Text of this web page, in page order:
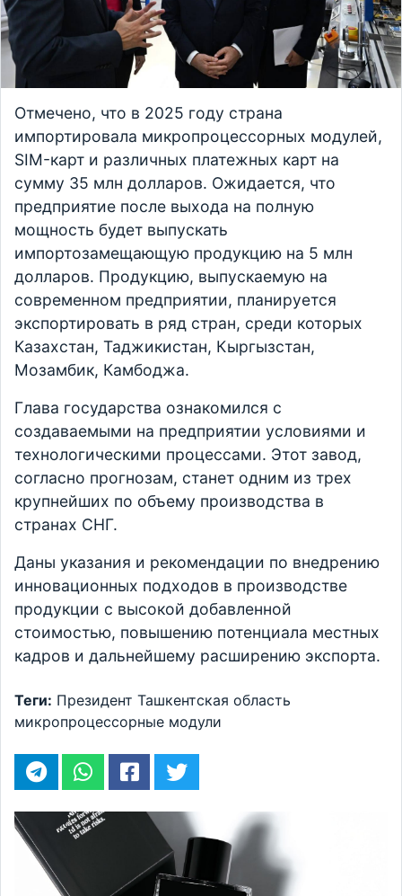
Отмечено, что в 2025 году страна
импортировала микропроцессорных модулей,
SIM-карт и различных платежных карт на
сумму 35 млн долларов. Ожидается, что
предприятие после выхода на полную
мощность будет выпускать
импортозамещающую продукцию на 5 млн
долларов. Продукцию, выпускаемую на
современном предприятии, планируется
экспортировать в ряд стран, среди которых
Казахстан, Таджикистан, Кыргызстан,
Мозамбик, Камбоджа.
Глава государства ознакомился с
создаваемыми на предприятии условиями и
технологическими процессами. Этот завод,
согласно прогнозам, станет одним из трех
крупнейших по объему производства в
странах СНГ.
Даны указания и рекомендации по внедрению
инновационных подходов в производстве
продукции с высокой добавленной
стоимостью, повышению потенциала местных
кадров и дальнейшему расширению экспорта.
Теги: Президент Ташкентская область
микропроцессорные модули